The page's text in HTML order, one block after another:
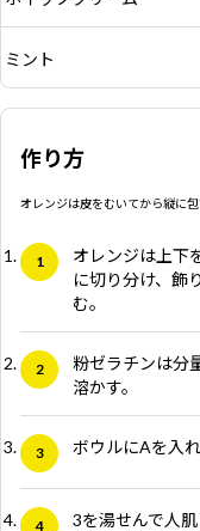
ミント
作り方
オレンジは皮をむいてから縦に
オレンジは上下
に切り分け、飾
む。
粉ゼラチンは分
溶かす。
ボウルにAを入
3を湯せんで人